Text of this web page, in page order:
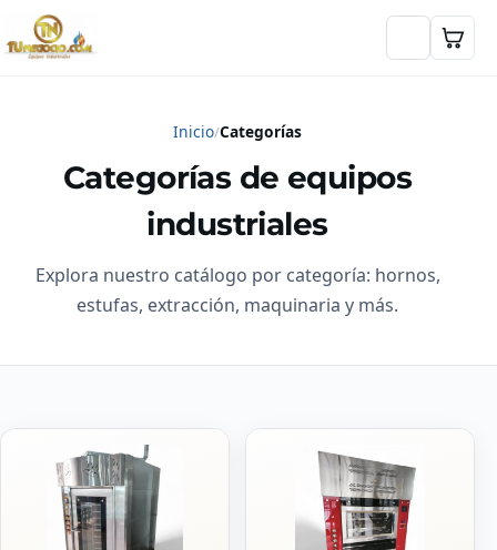
Inicio Categorías
Categorías de equipos
industriales
Explora nuestro catálogo por categoría: hornos,
estufas, extracción, maquinaria y más.